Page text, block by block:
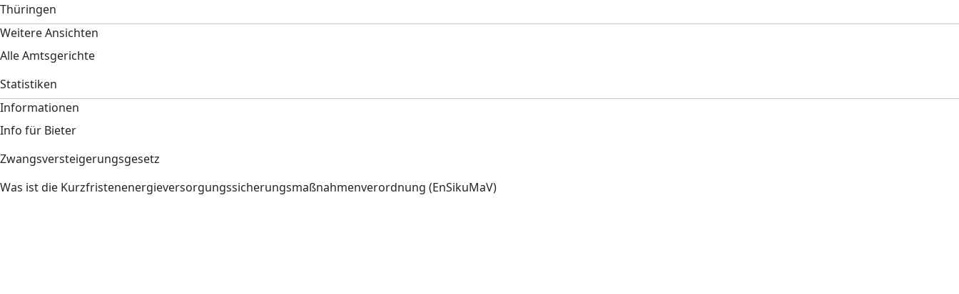
Thüringen
Weitere Ansichten
Alle Amtsgerichte
Statistiken
Informationen
Info für Bieter
Zwangsversteigerungsgesetz
Was ist die Kurzfristenenergieversorgungssicherungsmaßnahmenverordnung (EnSikuMaV)